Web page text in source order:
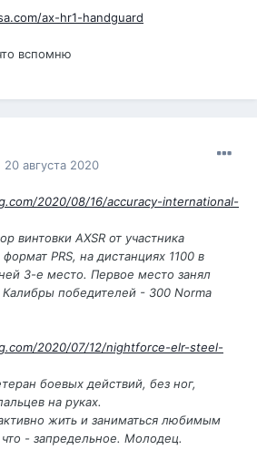
ax-hr1-handguard
вспомню
20 августа 2020
2020/08/16/accuracy-international-
винтовки AXSR от участника
PRS, на дистанциях 1100 в
3-е место. Первое место занял
Калибры победителей - 300 Norma
2020/07/12/nightforce-elr-steel-
боевых действий, без ног,
на руках.
жить и заниматься любимым
- запредельное. Молодец.